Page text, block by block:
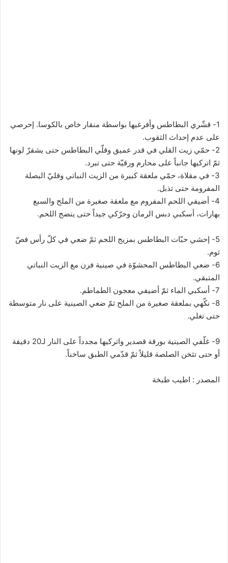
1- قشّري البطاطس وأفرغيها بواسطة منقار خاص بالكوسا. إحرصي
على عدم إحداث الثقوب.
2- حمّي زيت القلي في قدر عميق وقلّي البطاطس حتى يشقرّ لونها
ثمّ اتركيها جانباً على محارم ورقيّة حتى تبرد.
3- في مقلاة، حمّي ملعقة كبيرة من الزيت النباتي وقليّ البصلة
المفرومة حتى تذبل.
4- أضيفي اللحم المفروم مع ملعقة صغيرة من الملح والسبع
بهارات، أسكبي دبس الرمان وحرّكي جيداً حتى ينضج اللحم.
5- إحشي حبّات البطاطس بمزيج اللحم ثمّ ضعي في كلّ رأس فصّ
ثوم.
6- ضعي البطاطس المحشوّة في صينية فرن مع الزيت النباتي
المتبقي.
7- أسكبي الماء ثمّ أضيفي معجون الطماطم.
8- نكّهي بملعقة صغيرة من الملح ثمّ ضعي الصينية على نار متوسطة
حتى تغلي.
9- غلّفي الصينية بورقة قصدير واتركيها مجدداً على النار لـ20 دقيقة
أو حتى تثخن الصلصة قليلاً ثمّ قدّمي الطبق ساخناً.
المصدر : اطيب طبخة